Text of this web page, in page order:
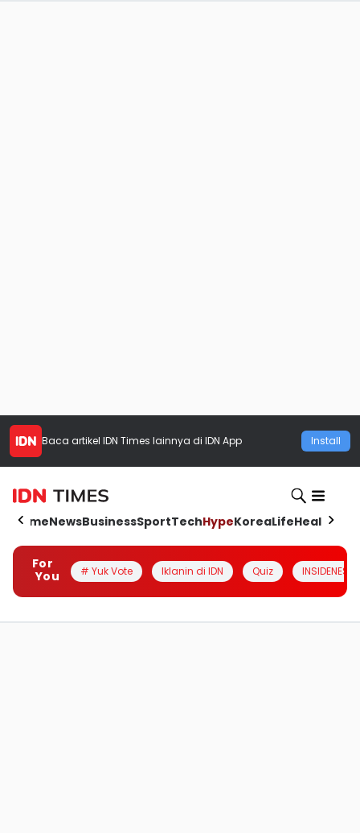
Baca artikel IDN Times lainnya di IDN App Install
HomeNewsBusinessSportTechHypeKoreaLifeHealth
For
You
# Yuk Vote Iklanin di IDN Quiz INSIDENESIA